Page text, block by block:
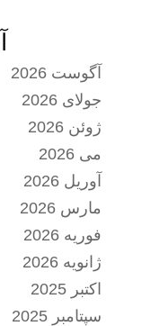
آگوست 2026
جولای 2026
ژوئن 2026
می 2026
آوریل 2026
مارس 2026
فوریه 2026
ژانویه 2026
اکتبر 2025
سپتامبر 2025